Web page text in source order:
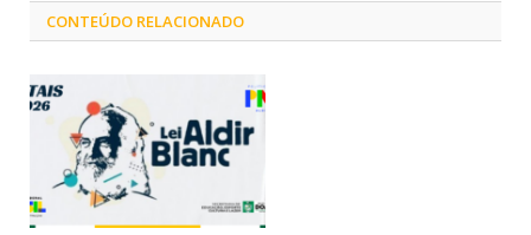
CONTEÚDO RELACIONADO